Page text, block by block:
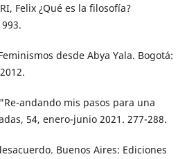
Felix ¿Qué es la filosofía?
desde Abya Yala. Bogotá:
andando mis pasos para una
54, enero-junio 2021. 277-288.
Buenos Aires: Ediciones